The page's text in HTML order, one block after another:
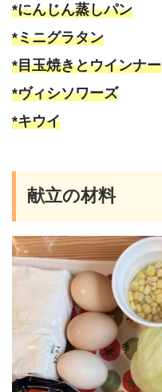
*にんじん蒸しパン
*ミニグラタン
*目玉焼きとウインナー
*ヴィシソワーズ
*キウイ
献立の材料